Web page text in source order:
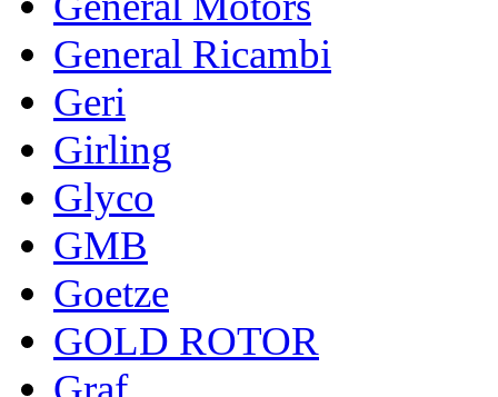
General Ricambi
Geri
Girling
Glyco
GMB
Goetze
GOLD ROTOR